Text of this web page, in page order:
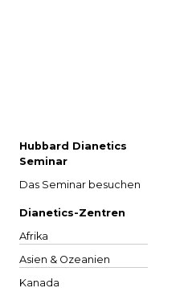
Hubbard Dianetics
Seminar
Das Seminar besuchen
Dianetics-Zentren
Afrika
Asien & Ozeanien
Kanada